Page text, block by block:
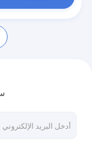
ثلاثي ببتيد النحاس 1
مسحوق
مياه باك